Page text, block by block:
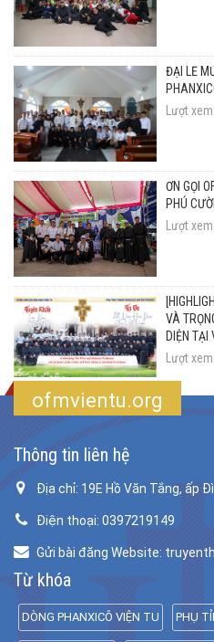
ĐẠI LỄ
Lượt
ƠN GỌI
PHÚ
Lượt
VÀ
DIỆN
Lượt
ofmvientu.org
Thông tin liên hệ
Địa chỉ: 19E Hồ Văn Tắng, ấp
Điện thoại: 0397219149
Gửi bài đăng Website:
Từ khóa
DÒNG PHANXICÔ VIỆN TU PHỤ